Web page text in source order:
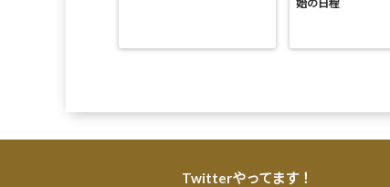
始の日程
Twitterやってます！